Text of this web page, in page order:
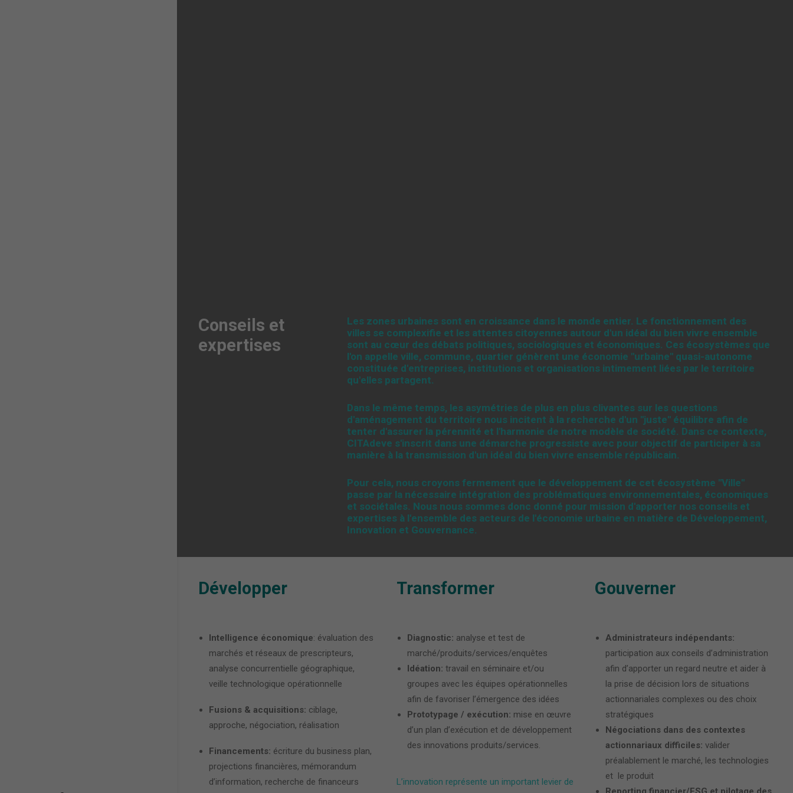
Conseils et
expertises
Les zones urbaines sont en croissance dans le monde entier. Le fonctionnement des
villes se complexifie et les attentes citoyennes autour d'un idéal du bien vivre ensemble
sont au cœur des débats politiques, sociologiques et économiques. Ces écosystèmes que
l'on appelle ville, commune, quartier génèrent une économie "urbaine" quasi-autonome
constituée d'entreprises, institutions et organisations intimement liées par le territoire
qu'elles partagent.
Dans le même temps, les asymétries de plus en plus clivantes sur les questions
d'aménagement du territoire nous incitent à la recherche d'un "juste" équilibre afin de
tenter d'assurer la pérennité et l'harmonie de notre modèle de société. Dans ce contexte,
CITAdeve s'inscrit dans une démarche progressiste avec pour objectif de participer à sa
manière à la transmission d'un idéal du bien vivre ensemble républicain.
Pour cela, nous croyons fermement que le développement de cet écosystème "Ville"
passe par la nécessaire intégration des problématiques environnementales, économiques
et sociétales. Nous nous sommes donc donné pour mission d'apporter nos conseils et
expertises à l'ensemble des acteurs de l'économie urbaine en matière de Développement,
Innovation et Gouvernance.
Développer
Intelligence économique: évaluation des
marchés et réseaux de prescripteurs,
analyse concurrentielle géographique,
veille technologique opérationnelle
Fusions & acquisitions: ciblage,
approche, négociation, réalisation
Financements: écriture du business plan,
projections financières, mémorandum
d’information, recherche de financeurs
Transformer
Diagnostic: analyse et test de
marché/produits/services/enquêtes
Idéation: travail en séminaire et/ou
groupes avec les équipes opérationnelles
afin de favoriser l’émergence des idées
Prototypage / exécution: mise en œuvre
d’un plan d’exécution et de développement
des innovations produits/services.
L’innovation représente un important levier de
Gouverner
Administrateurs indépendants:
participation aux conseils d’administration
afin d’apporter un regard neutre et aider à
la prise de décision lors de situations
actionnariales complexes ou des choix
stratégiques
Négociations dans des contextes
actionnariaux difficiles: valider
préalablement le marché, les technologies
et le produit